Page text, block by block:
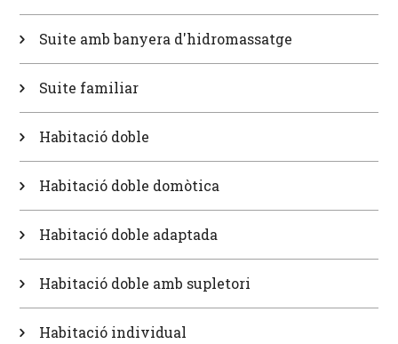
Suite amb banyera d'hidromassatge
Suite familiar
Habitació doble
Habitació doble domòtica
Habitació doble adaptada
Habitació doble amb supletori
Habitació individual